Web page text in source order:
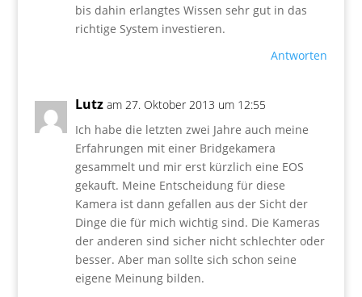
bis dahin erlangtes Wissen sehr gut in das
richtige System investieren.
Antworten
Lutz am 27. Oktober 2013 um 12:55
Ich habe die letzten zwei Jahre auch meine
Erfahrungen mit einer Bridgekamera
gesammelt und mir erst kürzlich eine EOS
gekauft. Meine Entscheidung für diese
Kamera ist dann gefallen aus der Sicht der
Dinge die für mich wichtig sind. Die Kameras
der anderen sind sicher nicht schlechter oder
besser. Aber man sollte sich schon seine
eigene Meinung bilden.